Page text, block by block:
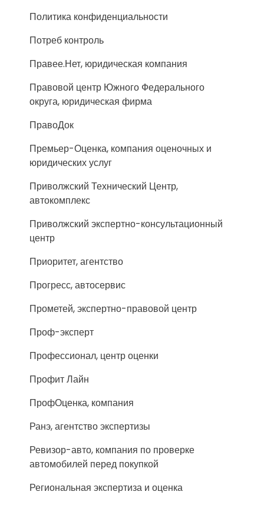
Политика конфиденциальности
Потреб контроль
Правее.Нет, юридическая компания
Правовой центр Южного Федерального
округа, юридическая фирма
ПравоДок
Премьер-Оценка, компания оценочных и
юридических услуг
Приволжский Технический Центр,
автокомплекс
Приволжский экспертно-консультационный
центр
Приоритет, агентство
Прогресс, автосервис
Прометей, экспертно-правовой центр
Проф-эксперт
Профессионал, центр оценки
Профит Лайн
ПрофОценка, компания
Ранэ, агентство экспертизы
Ревизор-авто, компания по проверке
автомобилей перед покупкой
Региональная экспертиза и оценка